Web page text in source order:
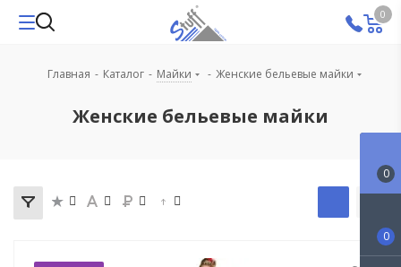
0
Женские бельевые майки
Главная - Каталог - Майки - Женские бельевые майки
0
0